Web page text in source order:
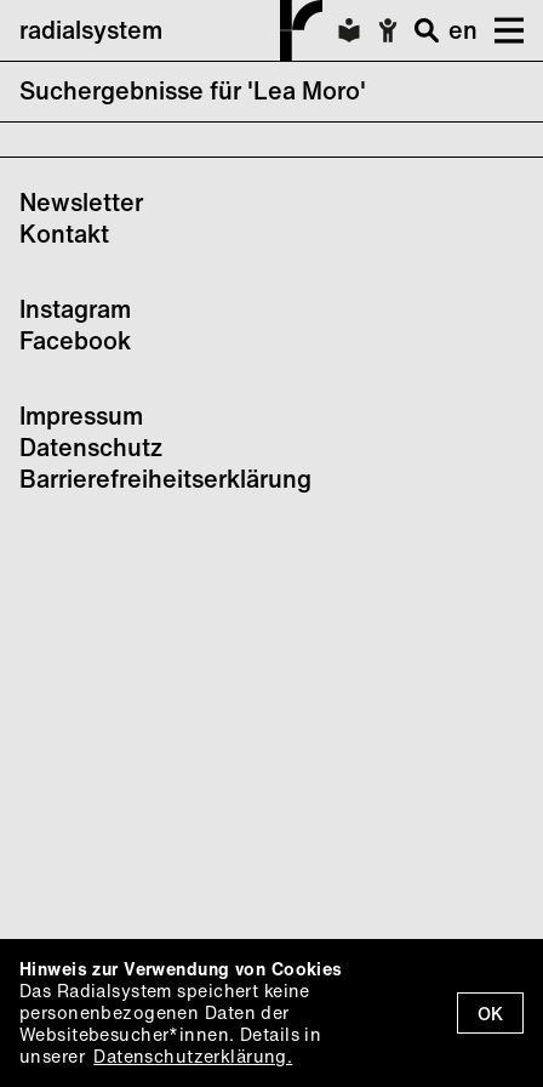
radialsystem
en
Suchergebnisse für 'Lea Moro'
The rest of dance
Newsletter
Kontakt
Instagram
Facebook
Impressum
Datenschutz
Barrierefreiheitserklärung
OK
Hinweis zur Verwendung von Cookies
Das Radialsystem speichert keine
personenbezogenen Daten der
Websitebesucher*innen. Details in
unserer Datenschutzerklärung.